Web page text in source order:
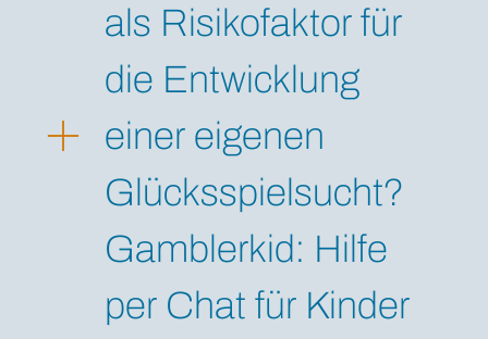
als Risikofaktor für
die Entwicklung
einer eigenen
Glücksspielsucht?
Gamblerkid: Hilfe
per Chat für Kinder